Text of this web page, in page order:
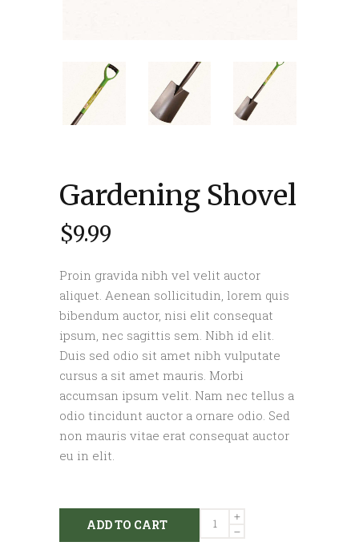
Gardening Shovel
$9.99
Proin gravida nibh vel velit auctor
aliquet. Aenean sollicitudin, lorem quis
bibendum auctor, nisi elit consequat
ipsum, nec sagittis sem. Nibh id elit.
Duis sed odio sit amet nibh vulputate
cursus a sit amet mauris. Morbi
accumsan ipsum velit. Nam nec tellus a
odio tincidunt auctor a ornare odio. Sed
non mauris vitae erat consequat auctor
eu in elit.
Gardening
Shovel
ADD TO CART